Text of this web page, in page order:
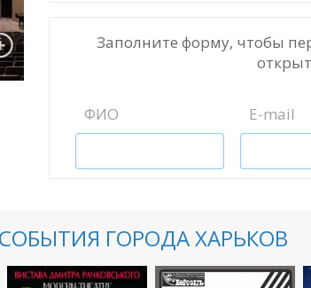
Заполните форму, чтобы
ФИО E-mail
ГОРОДА ХАРЬКОВ